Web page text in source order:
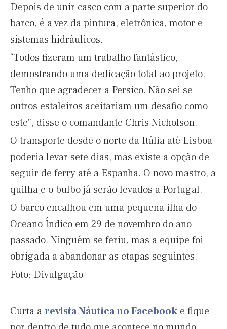
Depois de unir casco com a parte superior do
barco, é a vez da pintura, eletrônica, motor e
sistemas hidráulicos.
“Todos fizeram um trabalho fantástico,
demostrando uma dedicação total ao projeto.
Tenho que agradecer a Persico. Não sei se
outros estaleiros aceitariam um desafio como
este”, disse o comandante Chris Nicholson.
O transporte desde o norte da Itália até Lisboa
poderia levar sete dias, mas existe a opção de
seguir de ferry até a Espanha. O novo mastro, a
quilha e o bulbo já serão levados a Portugal.
O barco encalhou em uma pequena ilha do
Oceano Índico em 29 de novembro do ano
passado. Ninguém se feriu, mas a equipe foi
obrigada a abandonar as etapas seguintes.
Foto: Divulgação
Curta arevista Náutica no Facebook e fique